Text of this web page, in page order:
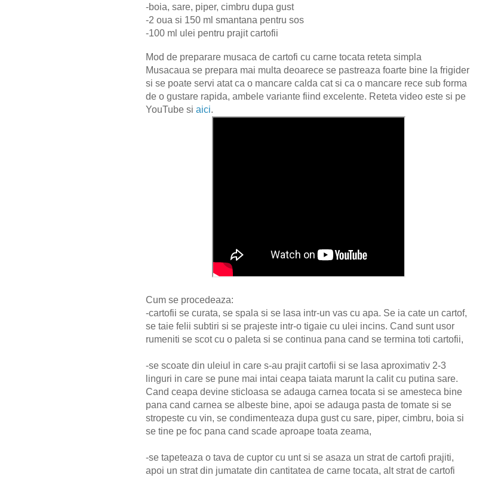
-boia, sare, piper, cimbru dupa gust
-2 oua si 150 ml smantana pentru sos
-100 ml ulei pentru prajit cartofii
Mod de preparare musaca de cartofi cu carne tocata reteta simpla
Musacaua se prepara mai multa deoarece se pastreaza foarte bine la frigider
si se poate servi atat ca o mancare calda cat si ca o mancare rece sub forma
de o gustare rapida, ambele variante fiind excelente. Reteta video este si pe
YouTube si aici.
Cum se procedeaza:
-cartofii se curata, se spala si se lasa intr-un vas cu apa. Se ia cate un cartof,
se taie felii subtiri si se prajeste intr-o tigaie cu ulei incins. Cand sunt usor
rumeniti se scot cu o paleta si se continua pana cand se termina toti cartofii,
-se scoate din uleiul in care s-au prajit cartofii si se lasa aproximativ 2-3
linguri in care se pune mai intai ceapa taiata marunt la calit cu putina sare.
Cand ceapa devine sticloasa se adauga carnea tocata si se amesteca bine
pana cand carnea se albeste bine, apoi se adauga pasta de tomate si se
stropeste cu vin, se condimenteaza dupa gust cu sare, piper, cimbru, boia si
se tine pe foc pana cand scade aproape toata zeama,
-se tapeteaza o tava de cuptor cu unt si se asaza un strat de cartofi prajiti,
apoi un strat din jumatate din cantitatea de carne tocata, alt strat de cartofi